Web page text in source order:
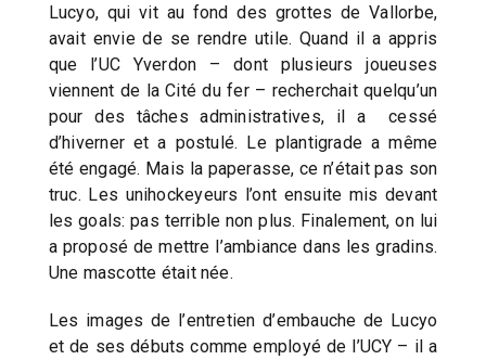
Lucyo, qui vit au fond des grottes de Vallorbe,
avait envie de se rendre utile. Quand il a appris
que l’UC Yverdon – dont plusieurs joueuses
viennent de la Cité du fer – recherchait quelqu’un
pour des tâches administratives, il a cessé
d’hiverner et a postulé. Le plantigrade a même
été engagé. Mais la paperasse, ce n’était pas son
truc. Les unihockeyeurs l’ont ensuite mis devant
les goals: pas terrible non plus. Finalement, on lui
a proposé de mettre l’ambiance dans les gradins.
Une mascotte était née.
Les images de l’entretien d’embauche de Lucyo
et de ses débuts comme employé de l’UCY – il a